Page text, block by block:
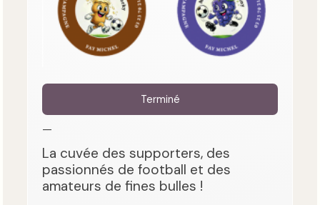
Terminé
—
La cuvée des supporters, des
passionnés de football et des
amateurs de fines bulles !